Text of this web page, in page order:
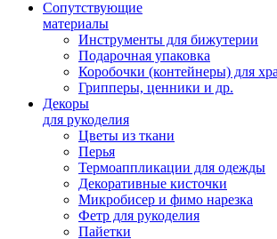
Сопутствующие
материалы
Инструменты для бижутерии
Подарочная упаковка
Коробочки (контейнеры) для
Грипперы, ценники и др.
Декоры
для рукоделия
Цветы из ткани
Перья
Термоаппликации для одежды
Декоративные кисточки
Микробисер и фимо нарезка
Фетр для рукоделия
Пайетки